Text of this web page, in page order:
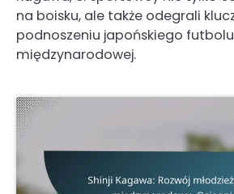
na boisku, ale także odegrali
podnoszeniu japońskiego
międzynarodowej.